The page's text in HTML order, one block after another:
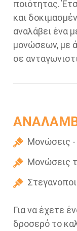
ποιότητας.
και
αναλάβει ένα
μονώσεων, με
σε
Μονώσεις -
Μονώσεις
Για να έχετε
δροσερό το